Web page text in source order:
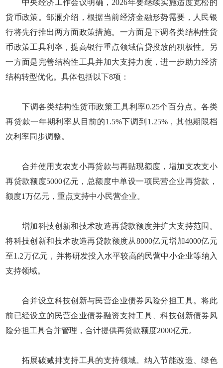
中央经济工作会议明确，2026年要继续实施适度宽松的
货币政策。邹澜介绍，根据当前经济金融形势需要，人民银
行将先行推出两方面政策措施。一方面是下调各类结构性货
币政策工具利率，提高银行重点领域信贷投放的积极性。另
一方面是完善结构性工具并加大支持力度，进一步助力经济
结构转型优化。具体包括以下8项：
下调各类结构性货币政策工具利率0.25个百分点。各类
再贷款一年期利率从目前的1.5%下调到1.25%，其他期限档
次利率同步调整。
合并使用支农支小再贷款与再贴现额度，增加支农支小
再贷款额度5000亿元，总额度中单设一项民营企业再贷款，
额度1万亿元，重点支持中小民营企业。
增加科技创新和技术改造再贷款额度并扩大支持范围。
将科技创新和技术改造再贷款额度从8000亿元增加4000亿元
至1.2万亿元，并将研发投入水平较高的民营中小企业等纳入
支持领域。
合并设立科技创新与民营企业债券风险分担工具。将此
前已经设立的民营企业债券融资支持工具、科技创新债券风
险分担工具合并管理，合计提供再贷款额度2000亿元。
拓展碳减排支持工具的支持领域。纳入节能改造、绿色